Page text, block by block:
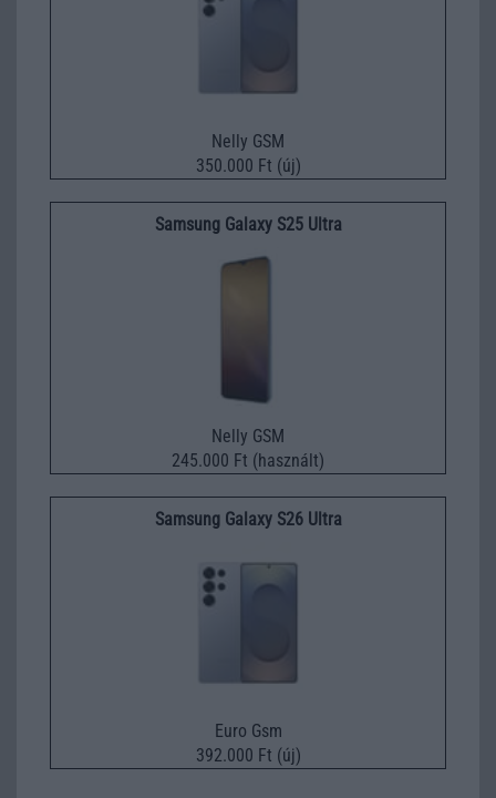
Nelly GSM
350.000 Ft (új)
Samsung Galaxy S25 Ultra
Nelly GSM
245.000 Ft (használt)
Samsung Galaxy S26 Ultra
Euro Gsm
392.000 Ft (új)